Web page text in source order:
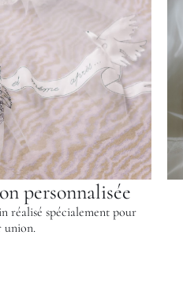
personnalisée
réalisé spécialement pour
union.